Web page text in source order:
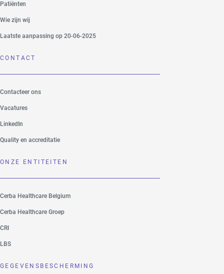
Patiënten
Wie zijn wij
Laatste aanpassing op 20-06-2025
CONTACT
Contacteer ons
Vacatures
LinkedIn
Quality en accreditatie
ONZE ENTITEITEN
Cerba Healthcare Belgium
Cerba Healthcare Groep
CRI
LBS
GEGEVENSBESCHERMING